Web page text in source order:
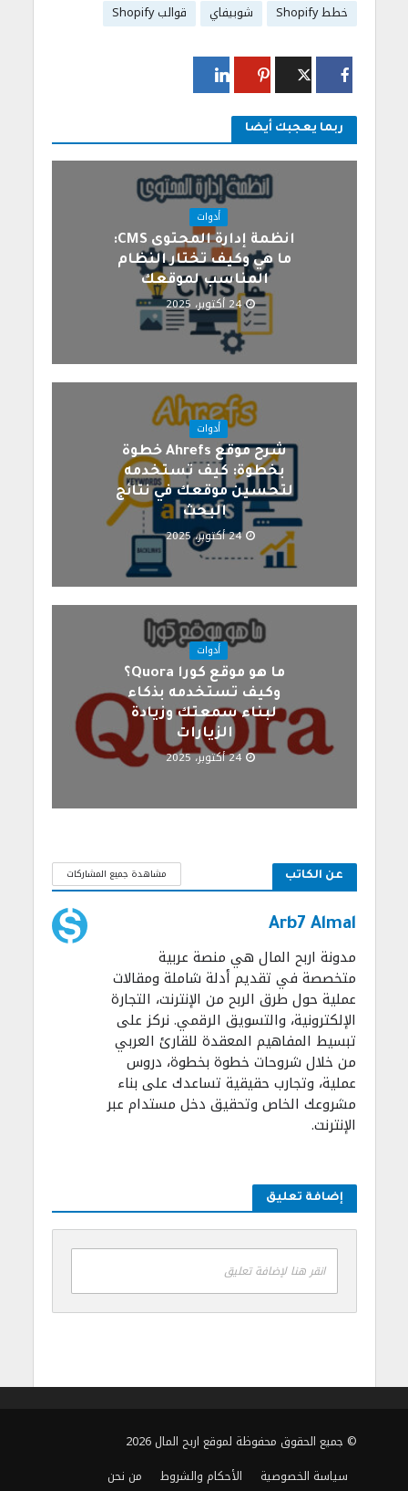
خطط Shopify
شوبيفاي قوالب Shopify
ربما يعجبك أيضا
أدوات
انظمة إدارة المحتوى CMS:
ما هي وكيف تختار النظام
المناسب لموقعك
24 أكتوبر، 2025
أدوات
شرح موقع Ahrefs خطوة
بخطوة: كيف تستخدمه
لتحسين موقعك في نتائج
البحث
24 أكتوبر، 2025
أدوات
ما هو موقع كورا Quora؟
وكيف تستخدمه بذكاء
لبناء سمعتك وزيادة
الزيارات
24 أكتوبر، 2025
عن الكاتب مشاهدة جميع المشاركات
Arb7 Almal
مدونة اربح المال هي منصة عربية
متخصصة في تقديم أدلة شاملة ومقالات
عملية حول طرق الربح من الإنترنت، التجارة
الإلكترونية، والتسويق الرقمي. نركز على
تبسيط المفاهيم المعقدة للقارئ العربي
من خلال شروحات خطوة بخطوة، دروس
عملية، وتجارب حقيقية تساعدك على بناء
مشروعك الخاص وتحقيق دخل مستدام عبر
الإنترنت.
إضافة تعليق
انقر هنا لإضافة تعليق
© جميع الحقوق محفوظة لموقع اربح المال 2026
سياسة الخصوصية
الأحكام والشروط من نحن